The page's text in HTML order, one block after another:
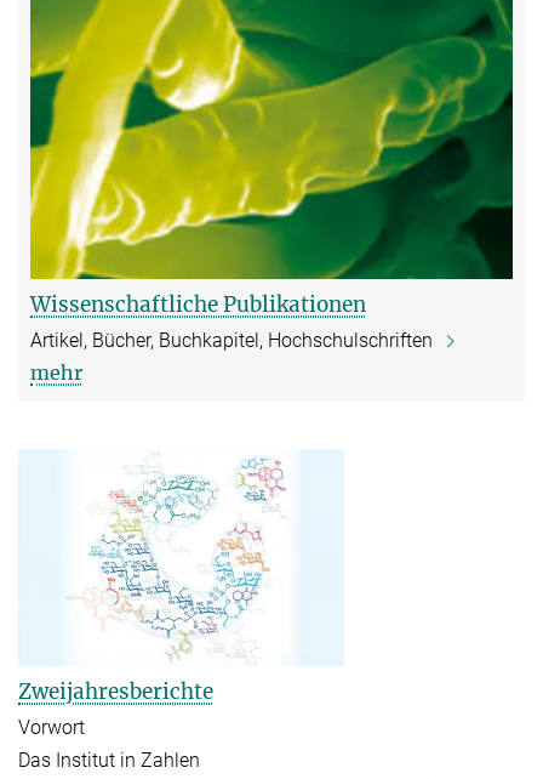
Wissenschaftliche Publikationen
Artikel, Bücher, Buchkapitel, Hochschulschriften
mehr
Zweijahresberichte
Vorwort
Das Institut in Zahlen